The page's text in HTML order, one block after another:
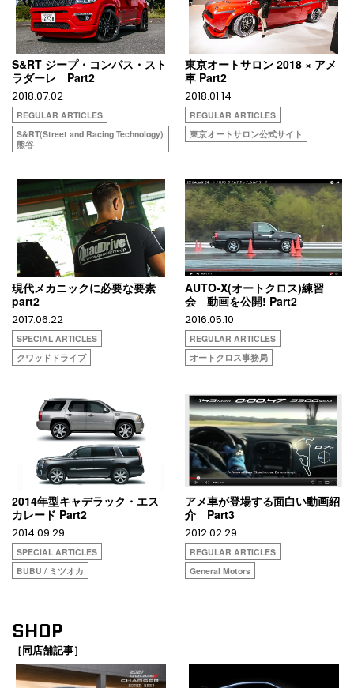
S&RT ジープ・コンパス・スト
ラダーレ Part2
2018.07.02
REGULAR ARTICLES
S&RT(Street and Racing Technology)
熊谷
東京オートサロン 2018 × アメ
車 Part2
2018.01.14
REGULAR ARTICLES
東京オートサロン公式サイト
現代メカニックに必要な要素
part2
2017.06.22
SPECIAL ARTICLES
クワッドドライブ
AUTO-X(オートクロス)練習
会 動画を公開! Part2
2016.05.10
REGULAR ARTICLES
オートクロス事務局
2014年型キャデラック・エス
カレード Part2
2014.09.29
SPECIAL ARTICLES
BUBU / ミツオカ
アメ車が登場する面白い動画紹
介 Part3
2012.02.29
REGULAR ARTICLES
General Motors
SHOP
［同店舗記事］